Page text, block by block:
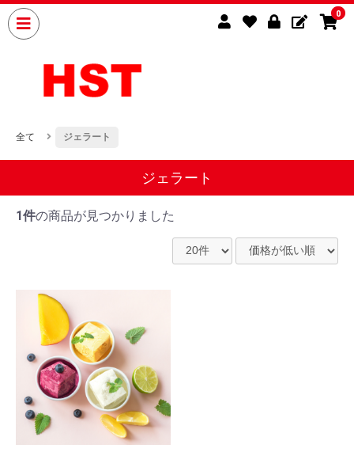
0
全て ジェラート
ジェラート
1件の商品が見つかりました